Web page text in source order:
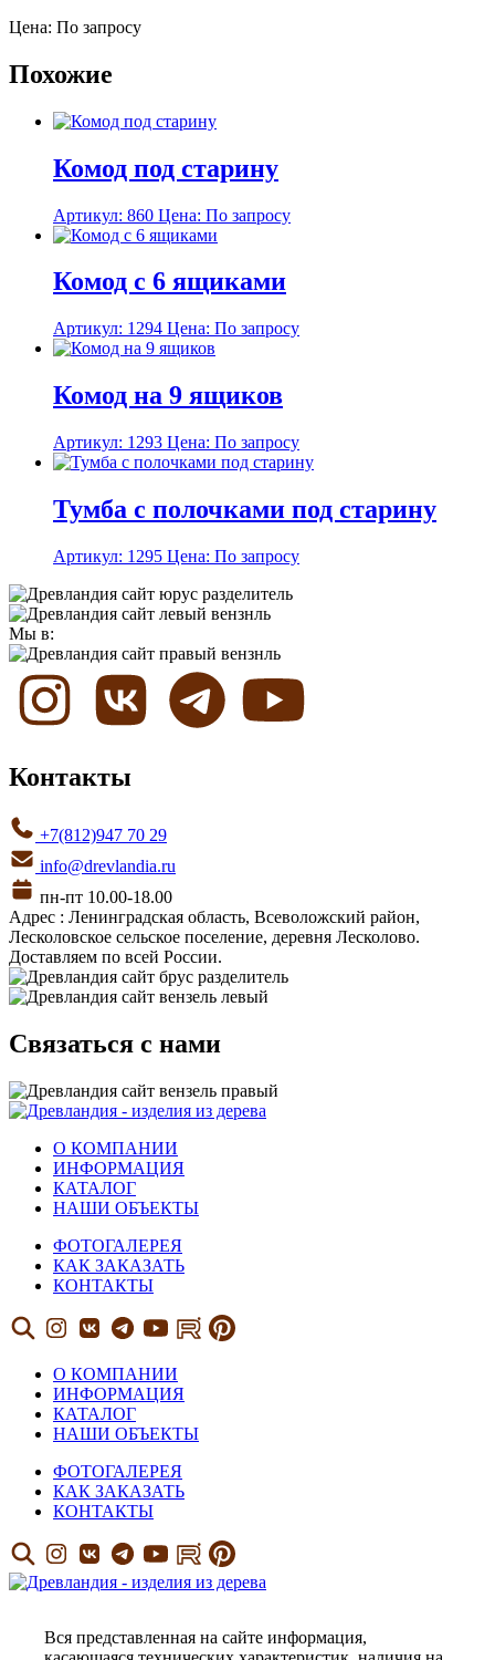
Цена: По запросу
Похожие
Комод под старину
Артикул: 860 Цена: По запросу
Комод с 6 ящиками
Артикул: 1294 Цена: По запросу
Комод на 9 ящиков
Артикул: 1293 Цена: По запросу
Тумба с полочками под старину
Артикул: 1295 Цена: По запросу
Мы в:
Контакты
+7(812)947 70 29
info@drevlandia.ru
пн-пт 10.00-18.00
Адрес : Ленинградская область, Всеволожский район,
Лесколовское сельское поселение, деревня Лесколово.
Доставляем по всей России.
Связаться с нами
О КОМПАНИИ
ИНФОРМАЦИЯ
КАТАЛОГ
НАШИ ОБЪЕКТЫ
ФОТОГАЛЕРЕЯ
КАК ЗАКАЗАТЬ
КОНТАКТЫ
О КОМПАНИИ
ИНФОРМАЦИЯ
КАТАЛОГ
НАШИ ОБЪЕКТЫ
ФОТОГАЛЕРЕЯ
КАК ЗАКАЗАТЬ
КОНТАКТЫ
Вся представленная на сайте информация,